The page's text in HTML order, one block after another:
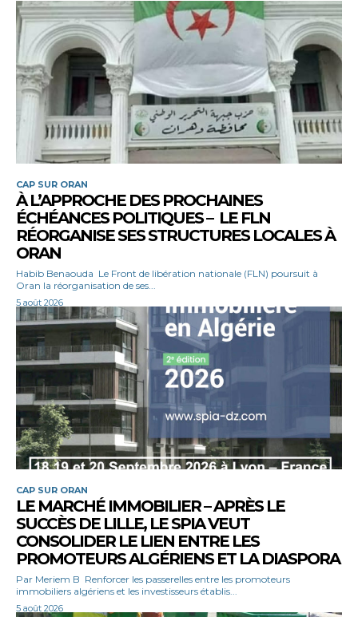
CAP SUR ORAN
À L’APPROCHE DES PROCHAINES
ÉCHÉANCES POLITIQUES – LE FLN
RÉORGANISE SES STRUCTURES LOCALES À
ORAN
Habib Benaouda Le Front de libération nationale (FLN) poursuit à
Oran la réorganisation de ses...
5 août 2026
CAP SUR ORAN
LE MARCHÉ IMMOBILIER – APRÈS LE
SUCCÈS DE LILLE, LE SPIA VEUT
CONSOLIDER LE LIEN ENTRE LES
PROMOTEURS ALGÉRIENS ET LA DIASPORA
Par Meriem B Renforcer les passerelles entre les promoteurs
immobiliers algériens et les investisseurs établis...
5 août 2026